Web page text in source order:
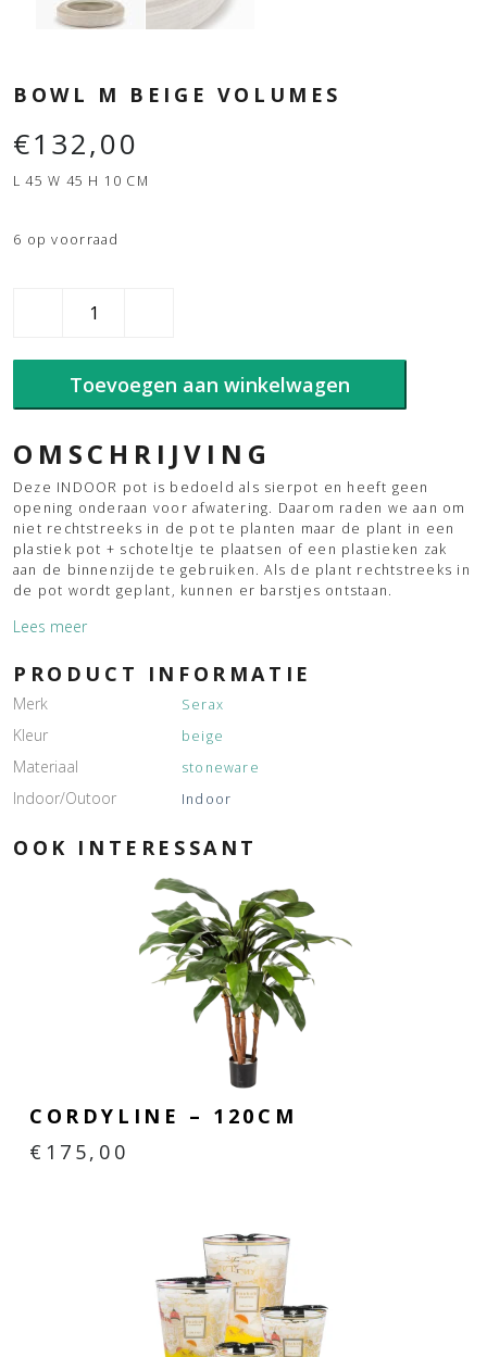
BOWL M BEIGE VOLUMES
€132,00
L 45 W 45 H 10 CM
6 op voorraad
Toevoegen aan winkelwagen
OMSCHRIJVING
Deze INDOOR pot is bedoeld als sierpot en heeft geen
opening onderaan voor afwatering. Daarom raden we aan om
niet rechtstreeks in de pot te planten maar de plant in een
plastiek pot + schoteltje te plaatsen of een plastieken zak
aan de binnenzijde te gebruiken. Als de plant rechtstreeks in
de pot wordt geplant, kunnen er barstjes ontstaan.
Lees meer
PRODUCT INFORMATIE
Merk Serax
Kleur beige
Materiaal stoneware
Indoor/Outoor Indoor
OOK INTERESSANT
CORDYLINE – 120CM
€ 175,00